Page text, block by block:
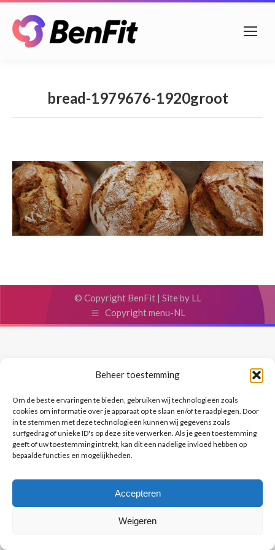
Beheer toestemming
Om de beste ervaringen te bieden, gebruiken wij technologieën zoals
cookies om informatie over je apparaat op te slaan en/of te raadplegen. Door
in te stemmen met deze technologieën kunnen wij gegevens zoals
surfgedrag of unieke ID's op deze site verwerken. Als je geen toestemming
geeft of uw toestemming intrekt, kan dit een nadelige invloed hebben op
bepaalde functies en mogelijkheden.
Accepteren
Weigeren
bread-1979676-1920groot
© Copyright BenFit | Site by LL
Copyright menu-NL